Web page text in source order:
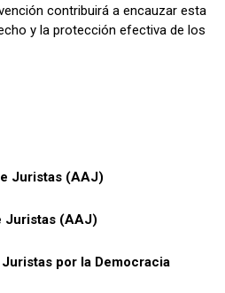
contribuirá a encauzar esta
y la protección efectiva de los
Juristas (AAJ)
Juristas (AAJ)
por la Democracia